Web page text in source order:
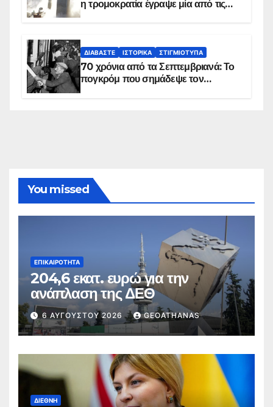
η τρομοκρατία έγραψε μία από τις
ΔΙΑΒΆΣΤΕ ΙΣΤΟΡΙΚΆ ΣΤΙΓΜΙΌΤΥΠΑ
70 χρόνια από τα Σεπτεμβριανά: Το
πογκρόμ που σημάδεψε τον
You missed
ΕΠΙΚΑΙΡΌΤΗΤΑ
204,6 εκατ. ευρώ για την
ανάπλαση της ΔΕΘ
6 ΑΥΓΟΎΣΤΟΥ 2026 GEOATHANAS
ΔΙΕΘΝΉ